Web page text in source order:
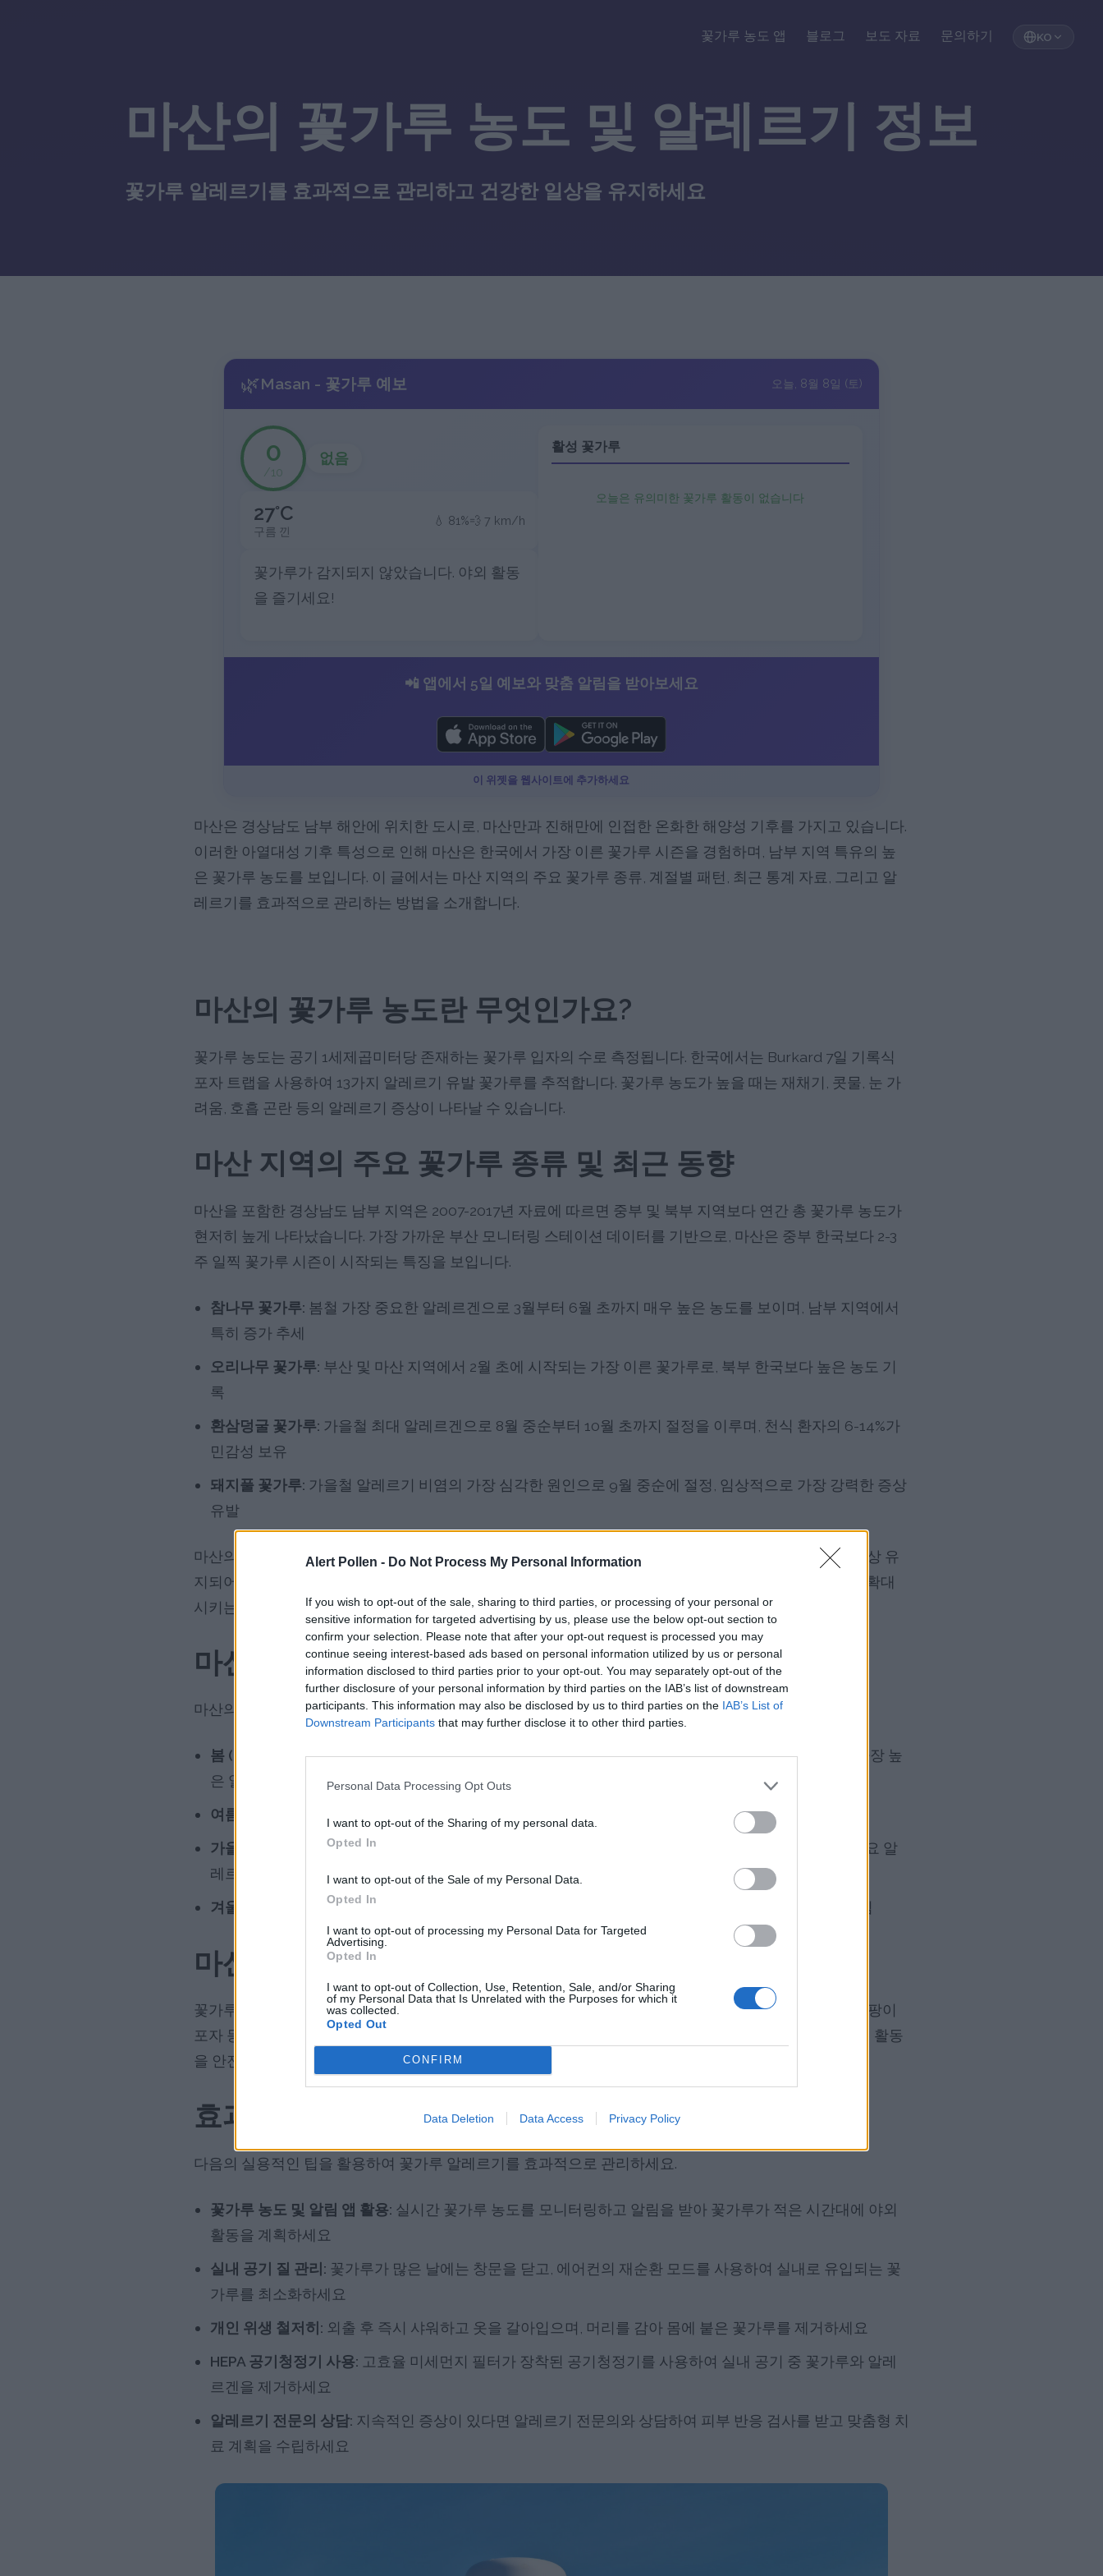
Alert Pollen - Do Not Process My Personal Information
If you wish to opt-out of the sale, sharing to third parties, or processing of your personal or
sensitive information for targeted advertising by us, please use the below opt-out section to
confirm your selection. Please note that after your opt-out request is processed you may
continue seeing interest-based ads based on personal information utilized by us or personal
information disclosed to third parties prior to your opt-out. You may separately opt-out of the
further disclosure of your personal information by third parties on the IAB’s list of downstream
participants. This information may also be disclosed by us to third parties on the IAB’s List of
Downstream Participants that may further disclose it to other third parties.
Personal Data Processing Opt Outs
I want to opt-out of the Sharing of my personal data.
Opted In
I want to opt-out of the Sale of my Personal Data.
Opted In
I want to opt-out of processing my Personal Data for Targeted
Advertising.
Opted In
I want to opt-out of Collection, Use, Retention, Sale, and/or Sharing
of my Personal Data that Is Unrelated with the Purposes for which it
was collected.
Opted Out
CONFIRM
Data Deletion Data Access Privacy Policy
꽃가루 농도 앱 블로그 보도 자료 문의하기 KO
마산의 꽃가루 농도 및 알레르기 정보
꽃가루 알레르기를 효과적으로 관리하고 건강한 일상을 유지하세요
🌿Masan - 꽃가루 예보 오늘, 8월 8일 (토)
0
/10
없음
27°C
구름 낀
💧 81%💨 7 km/h
꽃가루가 감지되지 않았습니다. 야외 활동
을 즐기세요!
활성 꽃가루
오늘은 유의미한 꽃가루 활동이 없습니다
📲 앱에서 5일 예보와 맞춤 알림을 받아보세요
이 위젯을 웹사이트에 추가하세요
마산은 경상남도 남부 해안에 위치한 도시로, 마산만과 진해만에 인접한 온화한 해양성 기후를 가지고 있습니다.
이러한 아열대성 기후 특성으로 인해 마산은 한국에서 가장 이른 꽃가루 시즌을 경험하며, 남부 지역 특유의 높
은 꽃가루 농도를 보입니다. 이 글에서는 마산 지역의 주요 꽃가루 종류, 계절별 패턴, 최근 통계 자료, 그리고 알
레르기를 효과적으로 관리하는 방법을 소개합니다.
마산의 꽃가루 농도란 무엇인가요?
꽃가루 농도는 공기 1세제곱미터당 존재하는 꽃가루 입자의 수로 측정됩니다. 한국에서는 Burkard 7일 기록식
포자 트랩을 사용하여 13가지 알레르기 유발 꽃가루를 추적합니다. 꽃가루 농도가 높을 때는 재채기, 콧물, 눈 가
려움, 호흡 곤란 등의 알레르기 증상이 나타날 수 있습니다.
마산 지역의 주요 꽃가루 종류 및 최근 동향
마산을 포함한 경상남도 남부 지역은 2007-2017년 자료에 따르면 중부 및 북부 지역보다 연간 총 꽃가루 농도가
현저히 높게 나타났습니다. 가장 가까운 부산 모니터링 스테이션 데이터를 기반으로, 마산은 중부 한국보다 2-3
주 일찍 꽃가루 시즌이 시작되는 특징을 보입니다.
참나무 꽃가루: 봄철 가장 중요한 알레르겐으로 3월부터 6월 초까지 매우 높은 농도를 보이며, 남부 지역에서
특히 증가 추세
오리나무 꽃가루: 부산 및 마산 지역에서 2월 초에 시작되는 가장 이른 꽃가루로, 북부 한국보다 높은 농도 기
록
환삼덩굴 꽃가루: 가을철 최대 알레르겐으로 8월 중순부터 10월 초까지 절정을 이루며, 천식 환자의 6-14%가
민감성 보유
돼지풀 꽃가루: 가을철 알레르기 비염의 가장 심각한 원인으로 9월 중순에 절정, 임상적으로 가장 강력한 증상
유발
마산의 온화한 아열대성 기후와 해안 지형은 꽃가루 시즌을 연장시키며, 2월부터 11월까지 기온이 10도 이상 유
지되어 장기간 꽃가루가 분포합니다. 도시화와 산업 발전로 인한 도심 열섬 효과 역시 꽃가루 시즌을 더욱 확대
시키는 요인으로 작용하고 있습니다.
마산의 계절별 꽃가루 패턴
마산의 꽃가루 시즌은 계절별로 뚜렷한 특징을 보입니다.
봄 (2월~5월):
오리나무, 참나무, 자작나무, 삼나무 등 수목 꽃가루가 지배적이며, 3월~5월이 절정기로 가장 높
은 알레르기 발생률 기록
여름 (6월~8월):
화본과 목초 꽃가루가 주를 이루며, 6월과 7월에 절정을 보이고 9월까지 지속
가을 (8월~10월):
환삼덩굴, 쑥, 돼지풀 등 잡초 꽃가루가 우세하며, 8월 중순부터 9월 말까지 두 번째 주요 알
레르기 시즌 형성
겨울 (11월~1월):
꽃가루 활동이 최소화되며, 기온이 10도 이하로 떨어져 대부분의 꽃가루 분포가 중단됨
마산의 일일 꽃가루 데이터 확인하기
꽃가루 농도 및 알림 앱을 통해 마산 지역의 실시간 꽃가루 정보를 확인하세요. 이 앱은 수목, 목초, 잡초, 곰팡이
포자 등 다양한 알레르겐의 실시간 농도를 추적하여 제공합니다. 매일 업데이트되는 정확한 데이터로 야외 활동
을 안전하게 계획할 수 있습니다.
효과적인 알레르기 관리 전략
다음의 실용적인 팁을 활용하여 꽃가루 알레르기를 효과적으로 관리하세요.
꽃가루 농도 및 알림 앱 활용: 실시간 꽃가루 농도를 모니터링하고 알림을 받아 꽃가루가 적은 시간대에 야외
활동을 계획하세요
실내 공기 질 관리: 꽃가루가 많은 날에는 창문을 닫고, 에어컨의 재순환 모드를 사용하여 실내로 유입되는 꽃
가루를 최소화하세요
개인 위생 철저히: 외출 후 즉시 샤워하고 옷을 갈아입으며, 머리를 감아 몸에 붙은 꽃가루를 제거하세요
HEPA 공기청정기 사용: 고효율 미세먼지 필터가 장착된 공기청정기를 사용하여 실내 공기 중 꽃가루와 알레
르겐을 제거하세요
알레르기 전문의 상담: 지속적인 증상이 있다면 알레르기 전문의와 상담하여 피부 반응 검사를 받고 맞춤형 치
료 계획을 수립하세요